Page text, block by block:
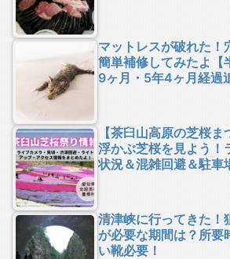
マットレスが破れた！
簡単補修してみたよ【
9ヶ月・5年4ヶ月経過
【茶臼山高原の芝桜
浮かぶ芝桜を見よう！
状況＆混雑回避＆駐車
清津峡に行ってきた！
が必要な期間は？所要
い靴必要！